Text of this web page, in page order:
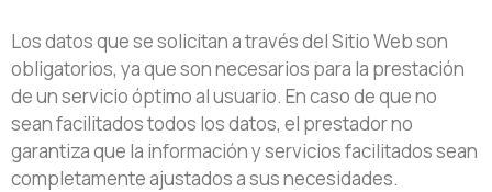
Los datos que se solicitan a través del Sitio Web son
obligatorios, ya que son necesarios para la prestación
de un servicio óptimo al usuario. En caso de que no
sean facilitados todos los datos, el prestador no
garantiza que la información y servicios facilitados sean
completamente ajustados a sus necesidades.